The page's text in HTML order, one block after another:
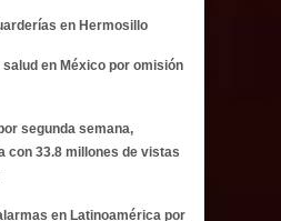
en Hermosillo
en México por omisión
segunda semana,
con 33.8 millones de vistas
en Latinoamérica por